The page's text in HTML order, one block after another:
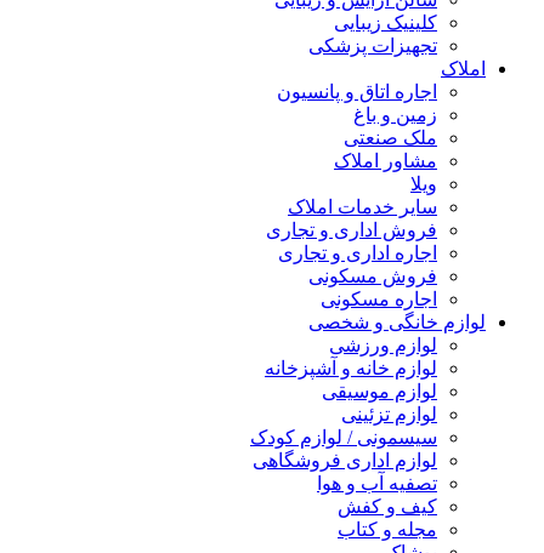
کلینیک زیبایی
تجهیزات پزشکی
املاک
اجاره اتاق و پانسیون
زمین و باغ
ملک صنعتی
مشاور املاک
ویلا
سایر خدمات املاک
فروش اداری و تجاری
اجاره اداری و تجاری
فروش مسکونی
اجاره مسکونی
لوازم خانگی و شخصی
لوازم ورزشی
لوازم خانه و آشپزخانه
لوازم موسیقی
لوازم تزئینی
سیسمونی / لوازم کودک
لوازم اداری فروشگاهی
تصفیه آب و هوا
کیف و کفش
مجله و کتاب